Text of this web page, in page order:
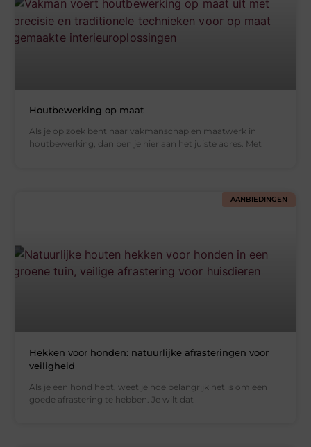
Houtbewerking op maat
Als je op zoek bent naar vakmanschap en maatwerk in
houtbewerking, dan ben je hier aan het juiste adres. Met
AANBIEDINGEN
Hekken voor honden: natuurlijke afrasteringen voor
veiligheid
Als je een hond hebt, weet je hoe belangrijk het is om een
goede afrastering te hebben. Je wilt dat